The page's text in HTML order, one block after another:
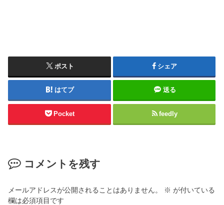
ポスト シェア
はてブ 送る
Pocket feedly
コメントを残す
メールアドレスが公開されることはありません。 ※ が付いている
欄は必須項目です